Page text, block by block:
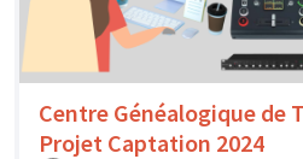
Centre Généalogique de
Projet Captation 2024